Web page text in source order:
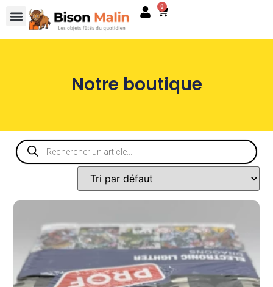
0
Notre boutique